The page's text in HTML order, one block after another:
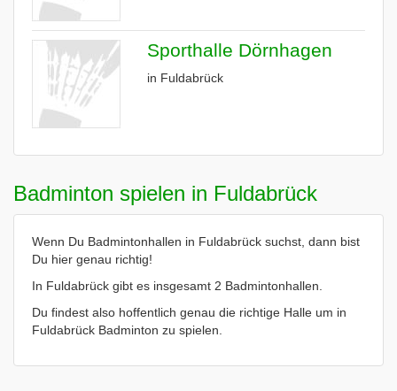
Sporthalle Dörnhagen
in Fuldabrück
Badminton spielen in Fuldabrück
Wenn Du Badmintonhallen in Fuldabrück suchst, dann bist
Du hier genau richtig!
In Fuldabrück gibt es insgesamt 2 Badmintonhallen.
Du findest also hoffentlich genau die richtige Halle um in
Fuldabrück Badminton zu spielen.